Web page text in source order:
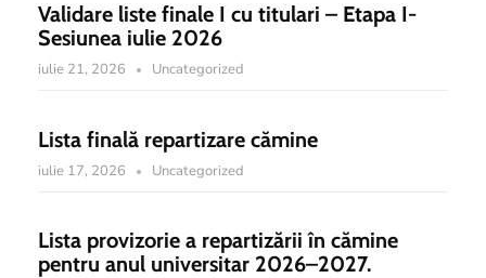
Validare liste finale I cu titulari – Etapa I-
Sesiunea iulie 2026
iulie 21, 2026 Uncategorized
Lista finală repartizare cămine
iulie 17, 2026 Uncategorized
Lista provizorie a repartizării în cămine
pentru anul universitar 2026–2027.